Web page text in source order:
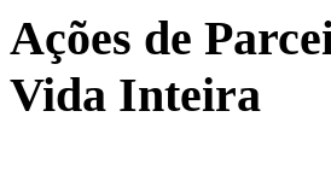
Ações de
Vida Inteira